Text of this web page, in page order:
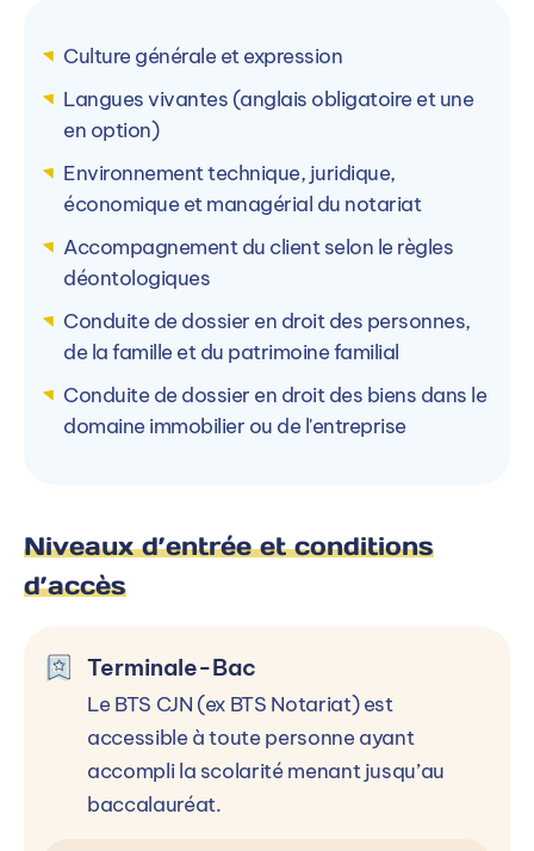
Culture générale et expression
Langues vivantes (anglais obligatoire et une
en option)
Environnement technique, juridique,
économique et managérial du notariat
Accompagnement du client selon le règles
déontologiques
Conduite de dossier en droit des personnes,
de la famille et du patrimoine familial
Conduite de dossier en droit des biens dans le
domaine immobilier ou de l'entreprise
Niveaux d’entrée et conditions
d’accès
Terminale-Bac
Le BTS CJN (ex BTS Notariat) est
accessible à toute personne ayant
accompli la scolarité menant jusqu’au
baccalauréat.
PIGIER Amiens (80)
1 Rue de l'Amiral Lejeune, 80000 Amiens, France
Voir le campus